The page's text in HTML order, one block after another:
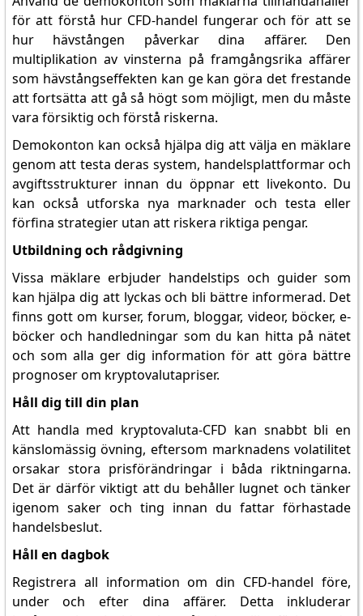
för att förstå hur CFD-handel fungerar och för att se
hur hävstången påverkar dina affärer. Den
multiplikation av vinsterna på framgångsrika affärer
som hävstångseffekten kan ge kan göra det frestande
att fortsätta att gå så högt som möjligt, men du måste
vara försiktig och förstå riskerna.
Demokonton kan också hjälpa dig att välja en mäklare
genom att testa deras system, handelsplattformar och
avgiftsstrukturer innan du öppnar ett livekonto. Du
kan också utforska nya marknader och testa eller
förfina strategier utan att riskera riktiga pengar.
Utbildning och rådgivning
Vissa mäklare erbjuder handelstips och guider som
kan hjälpa dig att lyckas och bli bättre informerad. Det
finns gott om kurser, forum, bloggar, videor, böcker, e-
böcker och handledningar som du kan hitta på nätet
och som alla ger dig information för att göra bättre
prognoser om kryptovalutapriser.
Håll dig till din plan
Att handla med kryptovaluta-CFD kan snabbt bli en
känslomässig övning, eftersom marknadens volatilitet
orsakar stora prisförändringar i båda riktningarna.
Det är därför viktigt att du behåller lugnet och tänker
igenom saker och ting innan du fattar förhastade
handelsbeslut.
Håll en dagbok
Registrera all information om din CFD-handel före,
under och efter dina affärer. Detta inkluderar